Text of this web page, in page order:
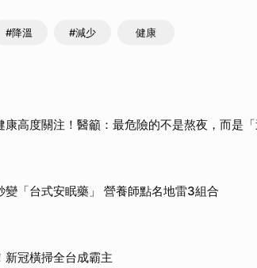
#降溫 #減少 健康
康高度關注！醫籲：最危險的不是熬夜，而是
變「台式安眠藥」 營養師點名地雷3組合
新冠橫掃全台成霸主